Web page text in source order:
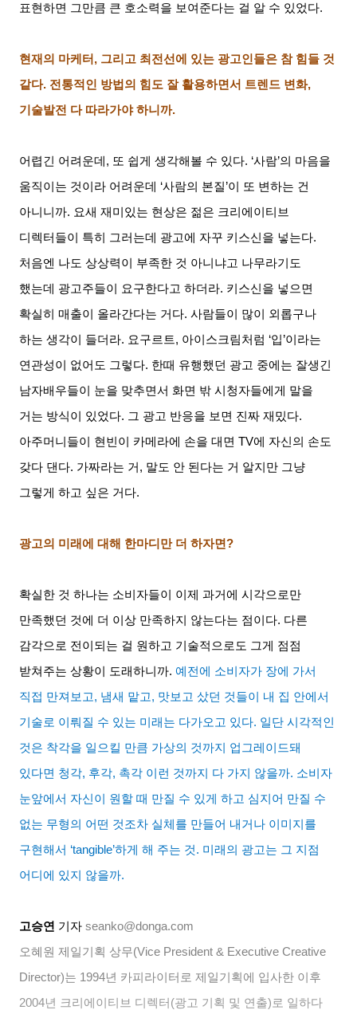
표현하면 그만큼 큰 호소력을 보여준다는 걸 알 수 있었다.
현재의 마케터 , 그리고 최전선에 있는 광고인들은 참 힘들 것
같다. 전통적인 방법의 힘도 잘 활용하면서 트렌드 변화,
기술발전 다 따라가야 하니까.
어렵긴 어려운데 , 또 쉽게 생각해볼 수 있다. ‘사람’의 마음을
움직이는 것이라 어려운데
‘사람의 본질’이 또 변하는 건
아니니까. 요새 재미있는 현상은 젊은 크리에이티브
디렉터들이 특히 그러는데 광고에 자꾸 키스신을 넣는다.
처음엔 나도 상상력이 부족한 것 아니냐고 나무라기도
했는데 광고주들이 요구한다고 하더라. 키스신을 넣으면
확실히 매출이 올라간다는 거다.사람들이 많이 외롭구나
하는 생각이 들더라. 요구르트, 아이스크림처럼 ‘입’이라는
연관성이 없어도 그렇다. 한때 유행했던 광고 중에는 잘생긴
남자배우들이 눈을 맞추면서 화면 밖 시청자들에게 말을
거는 방식이 있었다. 그 광고 반응을 보면 진짜 재밌다.
아주머니들이 현빈이 카메라에 손을 대면 TV에 자신의 손도
갖다 댄다. 가짜라는 거 , 말도 안 된다는 거 알지만 그냥
그렇게 하고 싶은 거다.
광고의 미래에 대해 한마디만 더 하자면?
확실한 것 하나는 소비자들이 이제 과거에 시각으로만
만족했던 것에 더 이상 만족하지 않는다는 점이다. 다른
감각으로 전이되는 걸 원하고 기술적으로도 그게 점점
받쳐주는 상황이 도래하니까.예전에 소비자가 장에 가서
직접 만져보고, 냄새 맡고, 맛보고 샀던 것들이 내 집 안에서
기술로 이뤄질 수 있는 미래는 다가오고 있다. 일단 시각적인
것은 착각을 일으킬 만큼 가상의 것까지 업그레이드돼
있다면 청각, 후각, 촉각 이런 것까지 다 가지 않을까. 소비자
눈앞에서 자신이 원할 때 만질 수 있게 하고 심지어 만질 수
없는 무형의 어떤 것조차 실체를 만들어 내거나 이미지를
구현해서 ‘tangible’하게 해 주는 것. 미래의 광고는 그 지점
어디에 있지 않을까.
고승연 기자seanko@donga.com
오혜원 제일기획 상무(Vice President & Executive Creative
Director)는 1994년 카피라이터로 제일기획에 입사한 이후
2004년 크리에이티브 디렉터 (광고 기획 및 연출)로 일하다